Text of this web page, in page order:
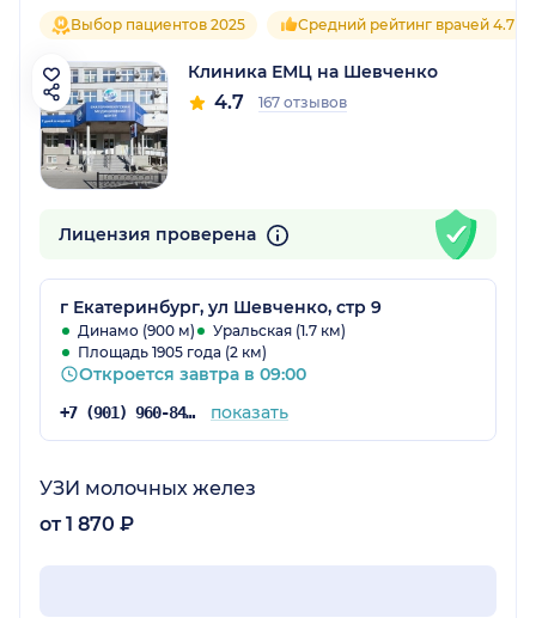
Выбор пациентов 2025 Средний рейтинг врачей 4.7
Клиника ЕМЦ на Шевченко
4.7 167 отзывов
Лицензия проверена
г Екатеринбург, ул Шевченко, стр 9
Динамо (900 м)
Уральская (1.7 км)
Площадь 1905 года (2 км)
Откроется завтра в 09:00
+7 (901) 960-84-27 показать
УЗИ молочных желез
от 1 870 ₽